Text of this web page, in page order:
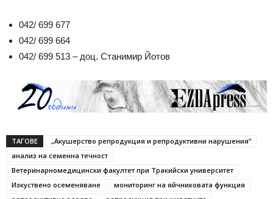
042/ 699 677
042/ 699 664
042/ 699 513 – доц. Станимир Йотов
ТАГОВЕ
„Акушерство репродукция и репродуктивни нарушения“
анализ на семенна течност
Ветеринарномедицински факултет при Тракийски университет
Изкуствено осеменяване
мониторинг на яйчниковата функция